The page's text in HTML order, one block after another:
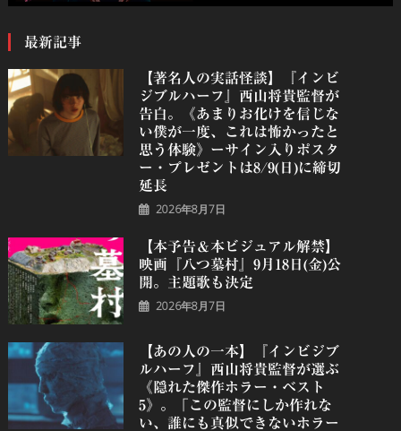
最新記事
【著名人の実話怪談】『インビ
ジブルハーフ』⻄⼭将貴監督が
告白。《あまりお化けを信じな
い僕が一度、これは怖かったと
思う体験》ーサイン入りポスタ
ー・プレゼントは8/9(日)に締切
延長
2026年8月7日
【本予告＆本ビジュアル解禁】
映画『八つ墓村』9月18日(金)公
開。主題歌も決定
2026年8月7日
【あの人の一本】『インビジブ
ルハーフ』⻄⼭将貴監督が選ぶ
《隠れた傑作ホラー・ベスト
5》。「この監督にしか作れな
い、誰にも真似できないホラー